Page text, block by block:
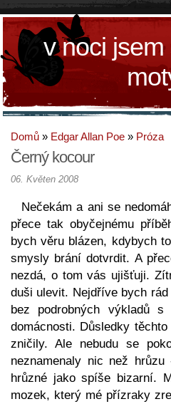
v noci
Domů » Edgar Allan Poe » Próza
Černý kocour
06. Květen 2008
Nečekám a ani se
přece tak obyčejnému
bych věru blázen, kdybych
smysly brání dotvrdit. A
nezdá, o tom vás ujišťuji.
duši ulevit. Nejdříve bych
bez podrobných výkladů
domácnosti. Důsledky
zničily. Ale nebudu se
neznamenaly nic než
hrůzné jako spíše bizarní.
mozek, který mé přízraky